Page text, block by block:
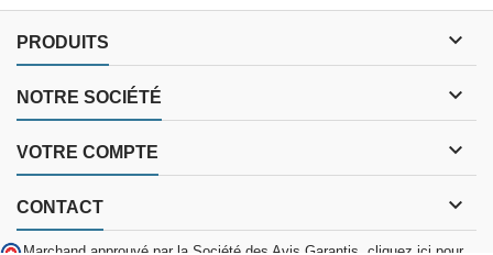
PRODUITS 
NOTRE SOCIÉTÉ 
VOTRE COMPTE 
CONTACT 
Marchand approuvé par la Société des Avis Garantis, cliquez ici pour